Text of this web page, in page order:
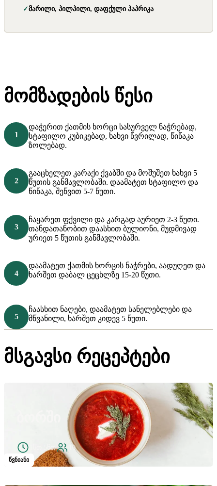
მომზადების წესი
დაჭერით ქათმის ხორცი სასურველ ნაჭრებად,
სტაფილო კუბიკებად, ხახვი წვრილად, წიწაკა
ზოლებად.
გააცხელეთ კარაქი ქვაბში და მოშუშეთ ხახვი 5
წუთის განმავლობაში. დაამატეთ სტაფილო და
წიწაკა, შეწვით 5-7 წუთი.
ჩაყარეთ ფქვილი და კარგად აურიეთ 2-3 წუთი.
თანდათანობით დაასხით ბულიონი, მუდმივად
ურიეთ 5 წუთის განმავლობაში.
დაამატეთ ქათმის ხორცის ნაჭრები, აადუღეთ და
ხარშეთ დაბალ ცეცხლზე 15-20 წუთი.
ჩაასხით ნაღები, დაამატეთ სანელებლები და
მწვანილი, ხარშეთ კიდევ 5 წუთი.
მარილი, პილპილი, დაფქული პაპრიკა
მსგავსი რეცეპტები
წვნიანი
1სთ 5წთ 10